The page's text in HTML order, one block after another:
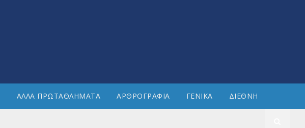
ΑΛΛΑ ΠΡΩΤΑΘΛΗΜΑΤΑ ΑΡΘΡΟΓΡΑΦΙΑ ΓΕΝΙΚΑ ΔΙΕΘΝΗ